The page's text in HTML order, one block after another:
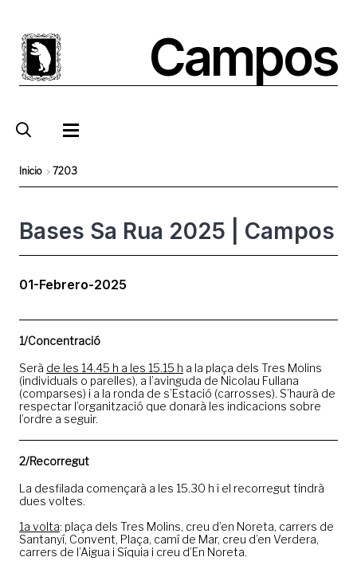
contenido
principal
Campos
enlaces
de
a
la
navegación
Inicio 7203
Bases Sa Rua 2025 | Campos
01-Febrero-2025
1/Concentració
Serà de les 14.45 h a les 15.15 h a la plaça dels Tres Molins
(individuals o parelles), a l’avinguda de Nicolau Fullana
(comparses) i a la ronda de s’Estació (carrosses). S’haurà de
respectar l’organització que donarà les indicacions sobre
l’ordre a seguir.
2/Recorregut
La desfilada començarà a les 15.30 h i el recorregut tindrà
dues voltes.
1a volta: plaça dels Tres Molins, creu d’en Noreta, carrers de
Santanyí, Convent, Plaça, camí de Mar, creu d’en Verdera,
carrers de l’Aigua i Síquia i creu d’En Noreta.